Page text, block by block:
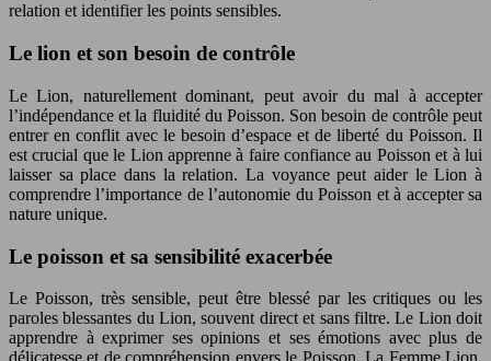
relation et identifier les points sensibles.
Le lion et son besoin de contrôle
Le Lion, naturellement dominant, peut avoir du mal à accepter
l’indépendance et la fluidité du Poisson. Son besoin de contrôle peut
entrer en conflit avec le besoin d’espace et de liberté du Poisson. Il
est crucial que le Lion apprenne à faire confiance au Poisson et à lui
laisser sa place dans la relation. La voyance peut aider le Lion à
comprendre l’importance de l’autonomie du Poisson et à accepter sa
nature unique.
Le poisson et sa sensibilité exacerbée
Le Poisson, très sensible, peut être blessé par les critiques ou les
paroles blessantes du Lion, souvent direct et sans filtre. Le Lion doit
apprendre à exprimer ses opinions et ses émotions avec plus de